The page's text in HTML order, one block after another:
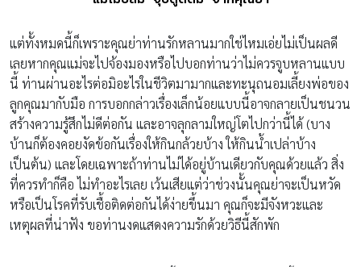
แต่ทั้งหมดนี้ก็เพราะคุณย่าท่านรักหลานมากใช่ไหมเอ่ยไม่เป็นผลดี
เลยหากคุณแม่จะไปจ้องมองหรือไปบอกท่านว่าไม่ควรจูบหลานแบบ
นี้ ท่านผ่านอะไรต่อมิอะไรในชีวิตมามากและทะนุถนอมเลี้ยงพ่อของ
ลูกคุณมากับมือ การบอกกล่าวเรื่องเล็กน้อยแบบนี้อาจกลายเป็นชนวน
สร้างความรู้สึกไม่ดีต่อกัน และอาจลุกลามใหญ่โตไปกว่านี้ได้ (บาง
บ้านก็ต้องคอยงัดข้อกันเรื่องให้กินกล้วยบ้าง ให้กินน้ำเปล่าบ้าง
เป็นต้น) และโดยเฉพาะถ้าท่านไม่ได้อยู่บ้านเดียวกับคุณด้วยแล้ว สิ่ง
ที่ควรทำก็คือ ไม่ทำอะไรเลย เว้นเสียแต่ว่าช่วงนั้นคุณย่าจะเป็นหวัด
หรือเป็นโรคที่รับเชื้อติดต่อกันได้ง่ายขึ้นมา คุณก็จะมีจังหวะและ
เหตุผลที่น่าฟัง ขอท่านงดแสดงความรักด้วยวิธีนี้สักพัก